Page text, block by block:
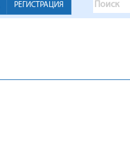
РЕГИСТРАЦИЯ